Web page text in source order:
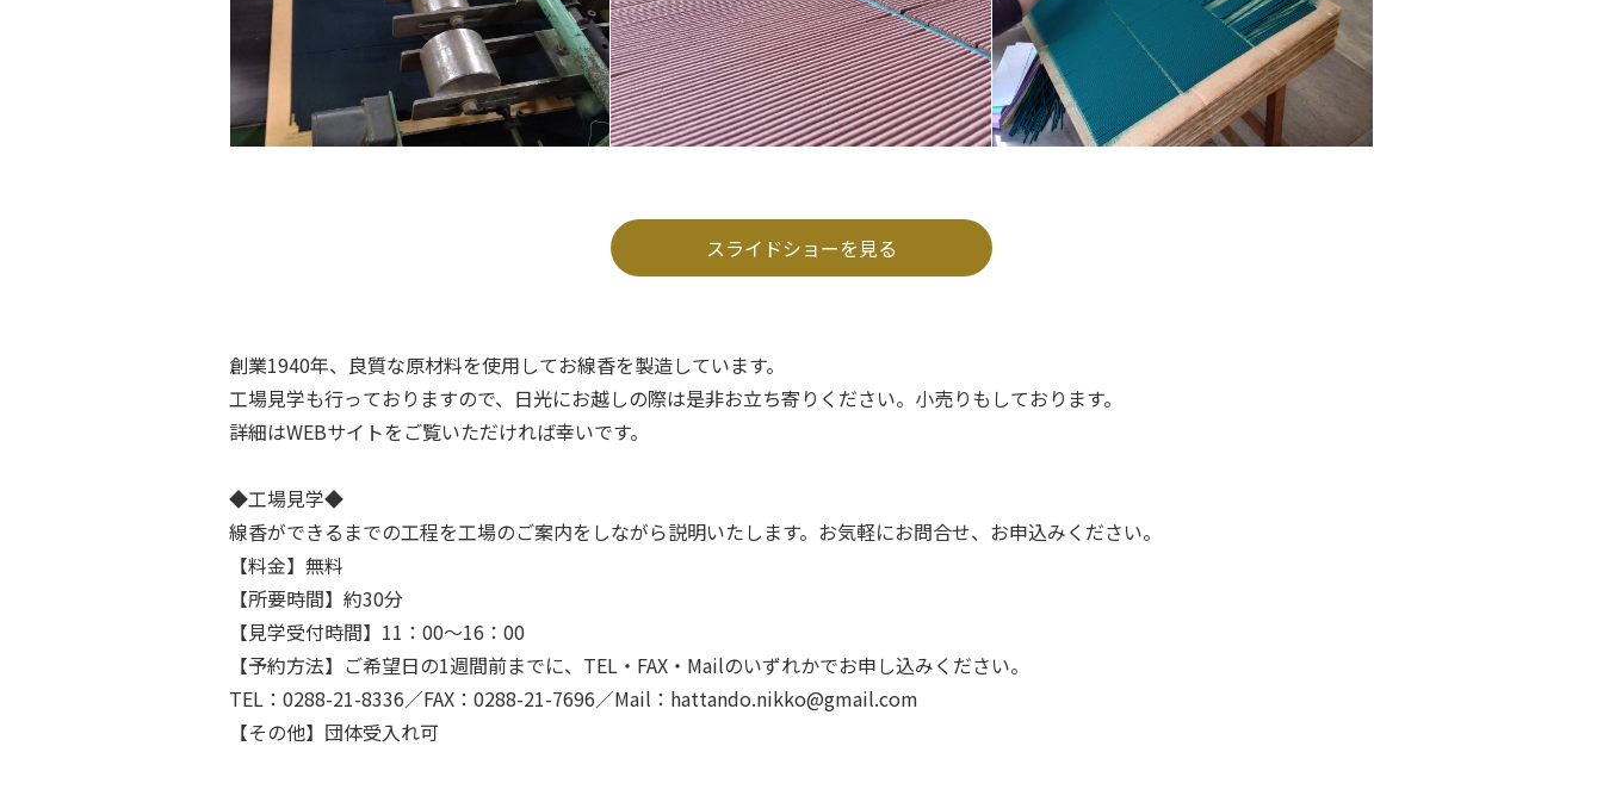
スライドショーを見る
創業1940年、良質な原材料を使用してお線香を製造しています。
工場見学も行っておりますので、日光にお越しの際は是非お立ち寄りください。小売りもしております。
詳細はWEBサイトをご覧いただければ幸いです。
◆工場見学◆
線香ができるまでの工程を工場のご案内をしながら説明いたします。お気軽にお問合せ、お申込みください。
【料金】無料
【所要時間】約30分
【見学受付時間】11：00～16：00
【予約方法】ご希望日の1週間前までに、TEL・FAX・Mailのいずれかでお申し込みください。
TEL：0288-21-8336／FAX：0288-21-7696／Mail：hattando.nikko@gmail.com
【その他】団体受入れ可